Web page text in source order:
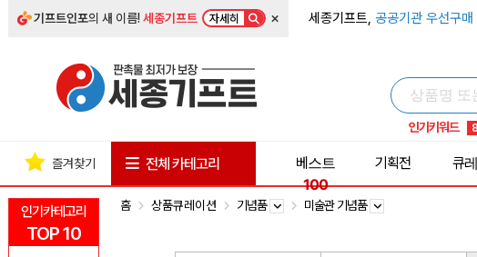
기프트인포의 새 이름!세종기프트 자세히 × 세종기프트, 공공기관 우선구매
인기키워드
8
9
10
1
인기카테고리
TOP 10
즐겨찾기 전체 카테고리
베스트
100
기획전 큐
홈 상품큐레이션 기념품 미술관 기념품